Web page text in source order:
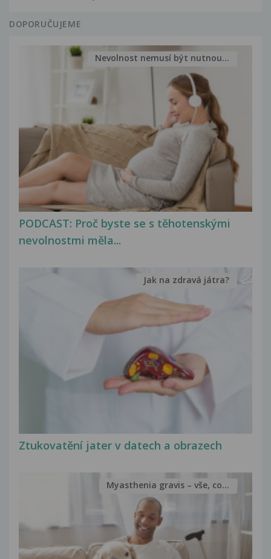
DOPORUČUJEME
PODCAST: Proč byste se s těhotenskými
nevolnostmi měla...
Nevolnost nemusí být nutnou...
Ztukovatění jater v datech a obrazech
Jak na zdravá játra?
Myasthenia gravis – vše, co...